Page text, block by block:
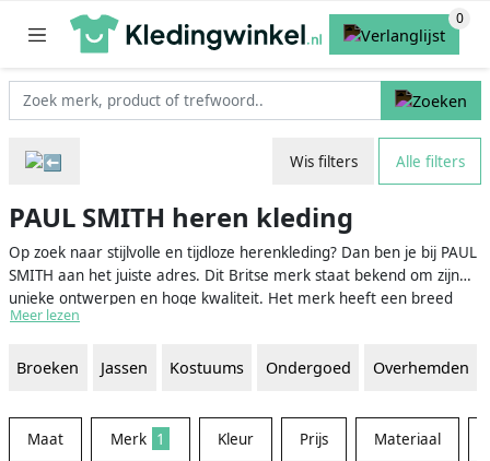
Wis filters Alle filters
PAUL SMITH heren kleding
Op zoek naar stijlvolle en tijdloze herenkleding? Dan ben je bij PAUL
SMITH aan het juiste adres. Dit Britse merk staat bekend om zijn
unieke ontwerpen en hoge kwaliteit. Het merk heeft een breed
scala aan herenkleding, van klassieke pakken tot casual shirts en
verschillende kledingstukken van PAUL SMITH en vergelijk je prijzen
Meer lezen
Broeken Jassen Kostuums Ondergoed Overhemden
Maat Merk 1 Kleur Prijs Materiaal